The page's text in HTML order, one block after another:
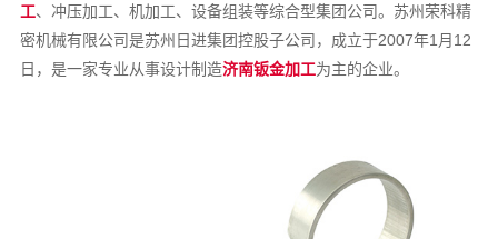
工、冲压加工、机加工、设备组装等综合型集团公司。苏州荣科精
密机械有限公司是苏州日进集团控股子公司，成立于2007年1月12
日，是一家专业从事设计制造济南钣金加工为主的企业。